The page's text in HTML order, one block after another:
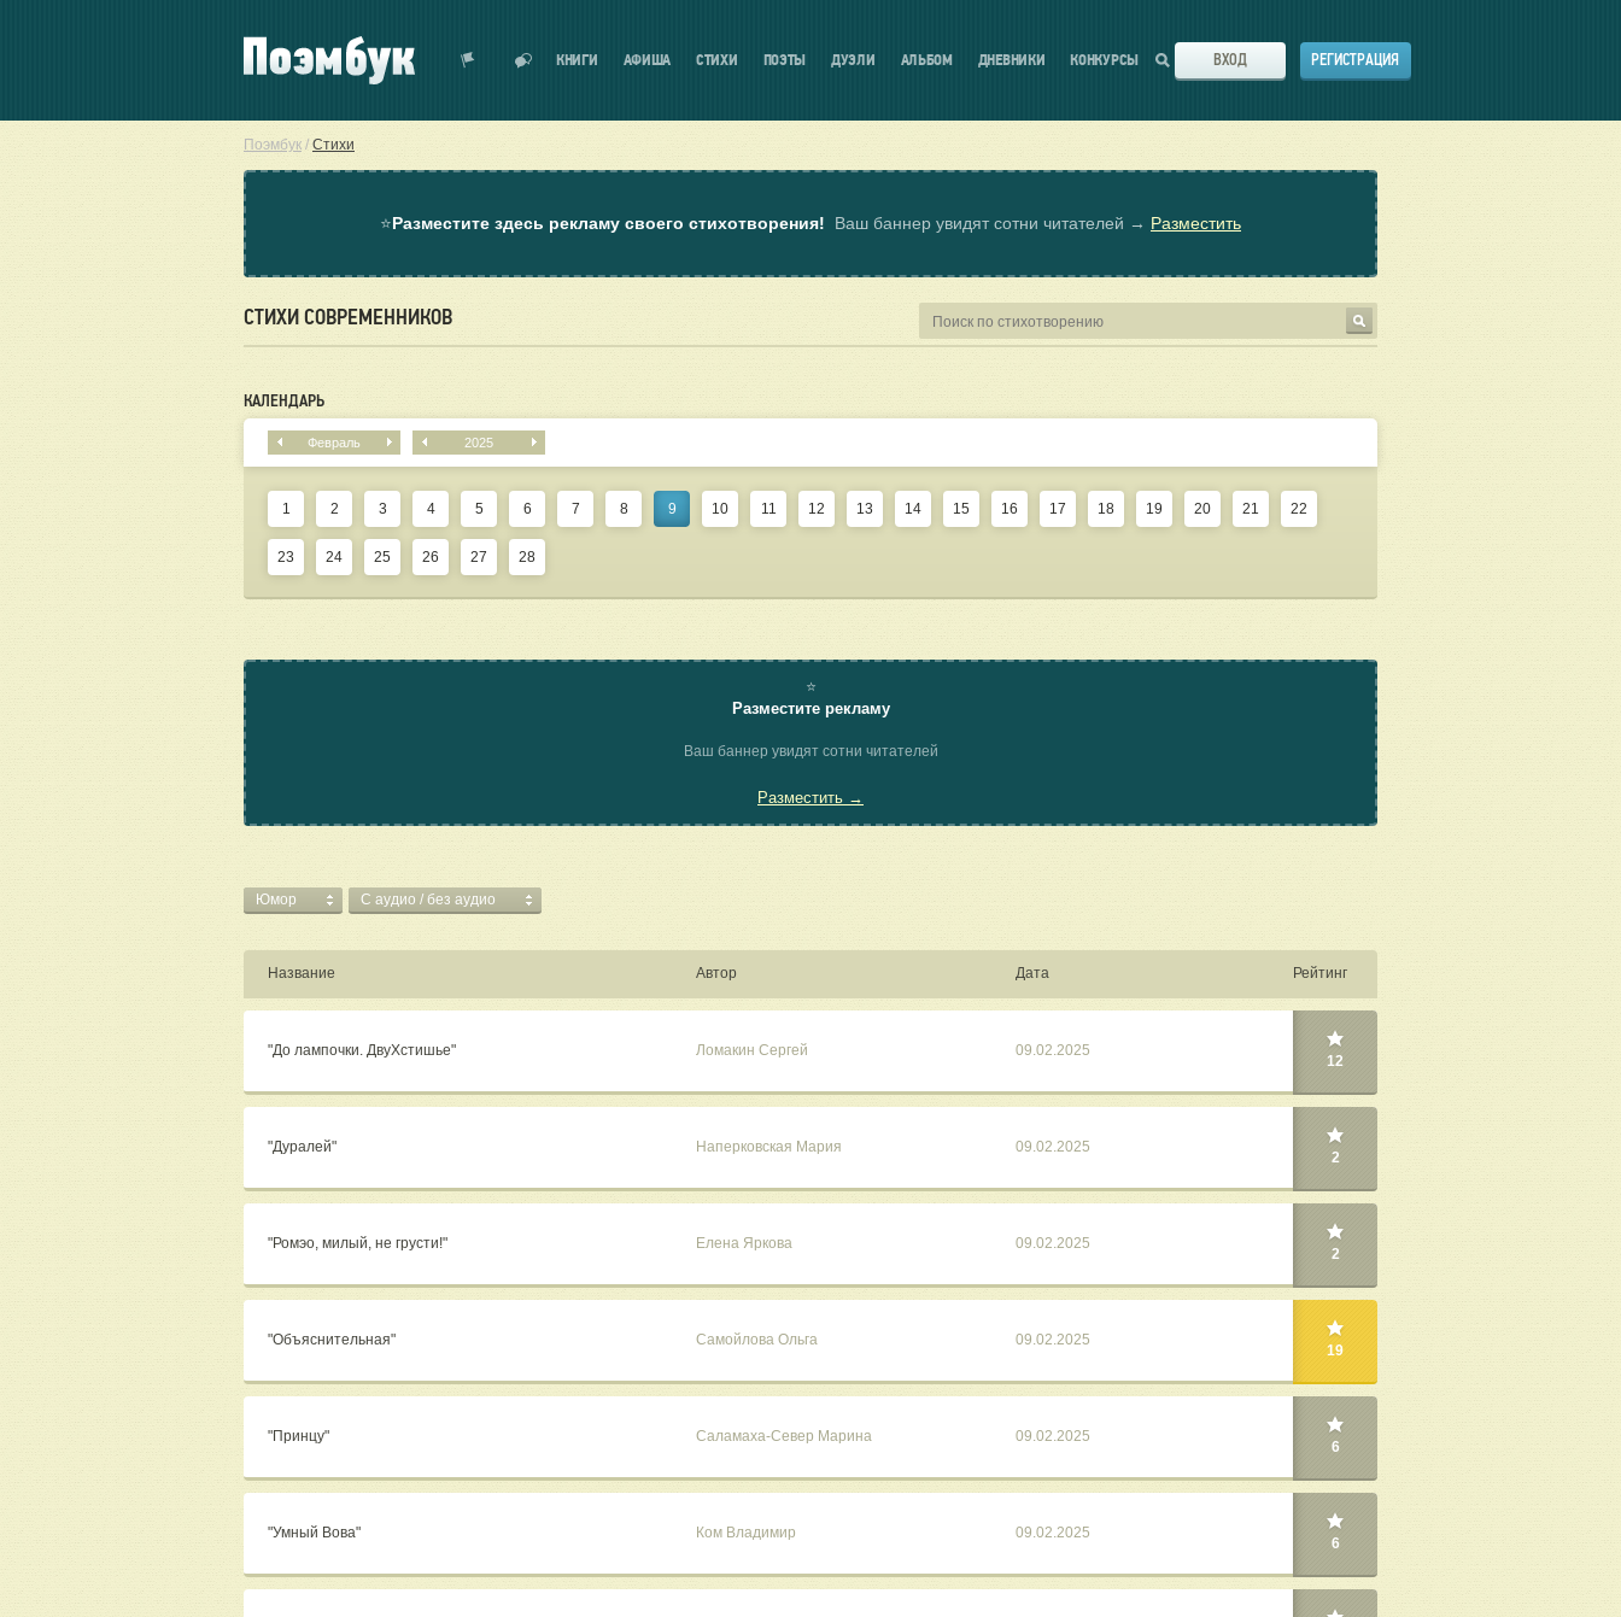
КНИГИ АФИША СТИХИ ПОЭТЫ ДУЭЛИ АЛЬБОМ ДНЕВНИКИ КОНКУРСЫ ВХОД РЕГИСТРАЦИЯ
Поэмбук / Стихи
⭐Разместите здесь рекламу своего стихотворения! Ваш баннер увидят сотни читателей → Разместить
СТИХИ СОВРЕМЕННИКОВ
КАЛЕНДАРЬ
Февраль 2025
1 2 3 4 5 6 7 8 9 10 11 12 13 14 15 16 17 18 19 20 21 22
23 24 25 26 27 28
⭐
Разместите рекламу
Ваш баннер увидят сотни читателей
Разместить →
Юмор C аудио / без аудио
Название Автор Дата Рейтинг
"До лампочки. ДвуХстишье" Ломакин Сергей 09.02.2025
12
"Дуралей" Наперковская Мария 09.02.2025
2
"Ромэо, милый, не грусти!" Елена Яркова 09.02.2025
2
"Объяснительная" Самойлова Ольга 09.02.2025
19
"Принцу" Саламаха-Север Марина 09.02.2025
6
"Умный Вова" Ком Владимир 09.02.2025
6